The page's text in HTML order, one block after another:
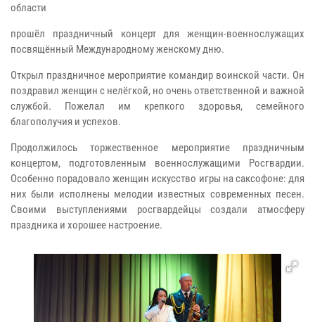
области
прошёл праздничный концерт для женщин-военнослужащих
посвящённый Международному женскому дню.
Открыл праздничное мероприятие командир воинской части. Он
поздравил женщин с нелёгкой, но очень ответственной и важной
службой. Пожелал им крепкого здоровья, семейного
благополучия и успехов.
Продолжилось торжественное мероприятие праздничным
концертом, подготовленным военнослужащими Росгвардии.
Особенно порадовало женщин искусство игры на саксофоне: для
них были исполнены мелодии известных современных песен.
Своими выступлениями росгвардейцы создали атмосферу
праздника и хорошее настроение.